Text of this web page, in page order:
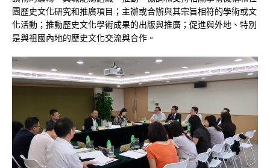
團歷史文化研究和推廣項目；主辦或合辦與其宗旨相符的學術或文
化活動；推動歷史文化學術成果的出版與推廣；促進與外地、特別
是與祖國內地的歷史文化交流與合作。